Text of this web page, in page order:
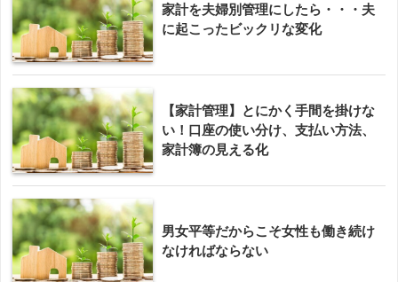
家計を夫婦別管理にしたら・・・夫
に起こったビックリな変化
【家計管理】とにかく手間を掛けな
い！口座の使い分け、支払い方法、
家計簿の見える化
男女平等だからこそ女性も働き続け
なければならない